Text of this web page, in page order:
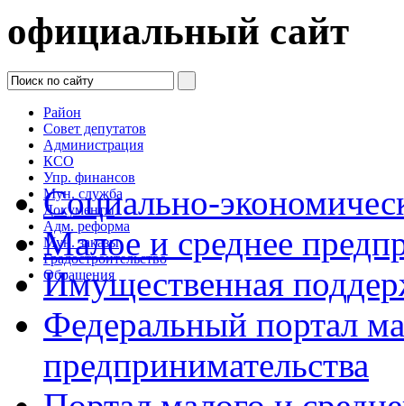
официальный сайт
Район
Совет депутатов
Администрация
КСО
Упр. финансов
Мун. служба
Документы
Адм. реформа
Мун. заказы
Градостроительство
Обращения
Социально-
Малое и среднее
Имущественная
Федеральный портал
предпринимательства